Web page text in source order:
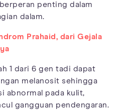
penting dalam
dalam.
Prahaid, dari Gejala
1 dari 6 gen tadi dapat
melanosit sehingga
abnormal pada kulit,
gangguan pendengaran.